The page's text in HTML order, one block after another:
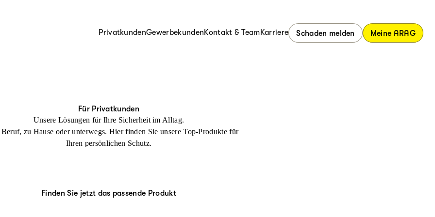
PrivatkundenGewerbekundenKontakt & TeamKarriere Schaden melden Meine ARAG
Für Privatkunden
Unsere Lösungen für Ihre Sicherheit im Alltag.
zu Hause oder unterwegs. Hier finden Sie unsere Top-Produkte für
Ihren persönlichen Schutz.
Finden Sie jetzt das passende Produkt